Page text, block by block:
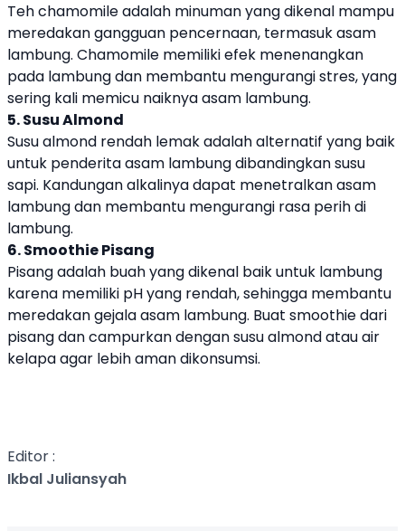
Teh chamomile adalah minuman yang dikenal mampu
meredakan gangguan pencernaan, termasuk asam
lambung. Chamomile memiliki efek menenangkan
pada lambung dan membantu mengurangi stres, yang
sering kali memicu naiknya asam lambung.
5. Susu Almond
Susu almond rendah lemak adalah alternatif yang baik
untuk penderita asam lambung dibandingkan susu
sapi. Kandungan alkalinya dapat menetralkan asam
lambung dan membantu mengurangi rasa perih di
lambung.
6. Smoothie Pisang
Pisang adalah buah yang dikenal baik untuk lambung
karena memiliki pH yang rendah, sehingga membantu
meredakan gejala asam lambung. Buat smoothie dari
pisang dan campurkan dengan susu almond atau air
kelapa agar lebih aman dikonsumsi.
Editor :
Ikbal Juliansyah